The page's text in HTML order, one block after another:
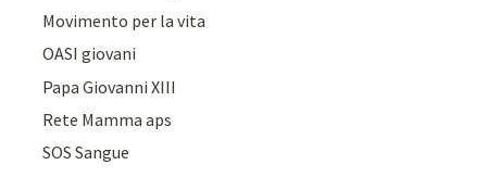
Movimento per la vita
OASI giovani
Papa Giovanni XIII
Rete Mamma aps
SOS Sangue